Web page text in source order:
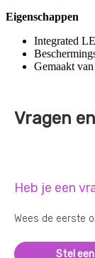
Eigenschappen
Integrated
Gemaakt
Vragen
Heb je een
Wees de eerste
Stel